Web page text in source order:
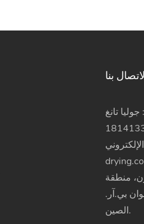
بنا
تانغ
منطقة
بي.آر.
الصين.